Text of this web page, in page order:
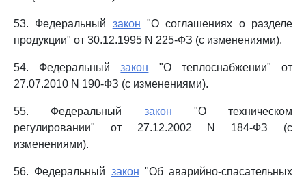
53. Федеральный закон "О соглашениях о разделе
продукции" от 30.12.1995 N 225-ФЗ (с изменениями).
54. Федеральныйзакон "О теплоснабжении" от
27.07.2010 N 190-ФЗ (с изменениями).
55. Федеральный закон "О техническом
регулировании" от 27.12.2002 N 184-ФЗ (с
изменениями).
56. Федеральный закон "Об аварийно-спасательных